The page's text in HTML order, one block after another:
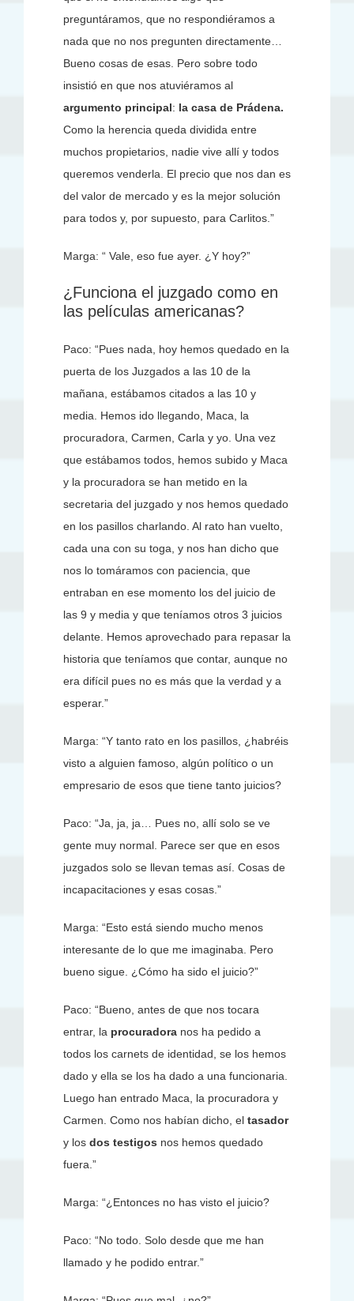
preguntáramos, que no respondiéramos a
nada que no nos pregunten directamente…
Bueno cosas de esas. Pero sobre todo
insistió en que nos atuviéramos al
argumento principal: la casa de Prádena.
Como la herencia queda dividida entre
muchos propietarios, nadie vive allí y todos
queremos venderla. El precio que nos dan es
del valor de mercado y es la mejor solución
para todos y, por supuesto, para Carlitos.”
Marga: “ Vale, eso fue ayer. ¿Y hoy?”
¿Funciona el juzgado como en
las películas americanas?
Paco: “Pues nada, hoy hemos quedado en la
puerta de los Juzgados a las 10 de la
mañana, estábamos citados a las 10 y
media. Hemos ido llegando, Maca, la
procuradora, Carmen, Carla y yo. Una vez
que estábamos todos, hemos subido y Maca
y la procuradora se han metido en la
secretaria del juzgado y nos hemos quedado
en los pasillos charlando. Al rato han vuelto,
cada una con su toga, y nos han dicho que
nos lo tomáramos con paciencia, que
entraban en ese momento los del juicio de
las 9 y media y que teníamos otros 3 juicios
delante. Hemos aprovechado para repasar la
historia que teníamos que contar, aunque no
era difícil pues no es más que la verdad y a
esperar.”
Marga: “Y tanto rato en los pasillos, ¿habréis
visto a alguien famoso, algún político o un
empresario de esos que tiene tanto juicios?
Paco: “Ja, ja, ja… Pues no, allí solo se ve
gente muy normal. Parece ser que en esos
juzgados solo se llevan temas así. Cosas de
incapacitaciones y esas cosas.”
Marga: “Esto está siendo mucho menos
interesante de lo que me imaginaba. Pero
bueno sigue. ¿Cómo ha sido el juicio?”
Paco: “Bueno, antes de que nos tocara
entrar, la procuradora nos ha pedido a
todos los carnets de identidad, se los hemos
dado y ella se los ha dado a una funcionaria.
Luego han entrado Maca, la procuradora y
Carmen. Como nos habían dicho, el tasador
y los dos testigos nos hemos quedado
fuera.”
Marga: “¿Entonces no has visto el juicio?
Paco: “No todo. Solo desde que me han
llamado y he podido entrar.”